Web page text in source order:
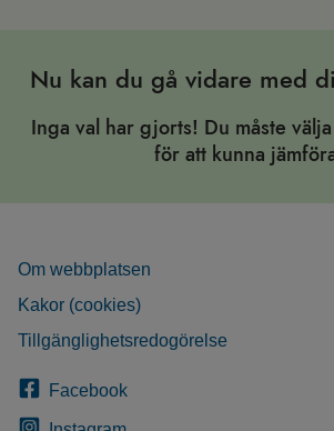
Nu kan du gå vidare med
Inga val har gjorts! Du måste
för att kunna
Om webbplatsen
Kakor (cookies)
Tillgänglighetsredogörelse
Facebook